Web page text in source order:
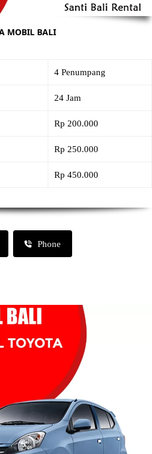
MOBIL BALI
4 Penumpang
24 Jam
Rp 200.000
Rp 250.000
Rp 450.000
Phone